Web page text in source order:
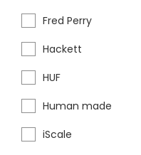
Fred Perry
Hackett
HUF
Human made
iScale